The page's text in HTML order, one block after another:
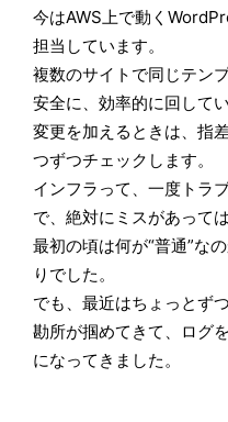
今はAWS上で動く
担当しています。
複数のサイトで同じテン
安全に、効率的に回して
変更を加えるときは、指
つずつチェックします。
インフラって、一度トラ
で、絶対にミスがあって
最初の頃は何が“普通”な
りでした。
でも、最近はちょっとず
勘所が掴めてきて、ログ
になってきました。